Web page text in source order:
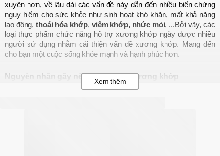
xuyên hơn, về lâu dài các vấn đề này dẫn đến nhiều biến chứng
nguy hiểm cho sức khỏe như sinh hoạt khó khăn, mất khả năng
lao động, thoái hóa khớp, viêm khớp, nhức mỏi, ...Bởi vậy, các
loại thực phẩm chức năng hỗ trợ xương khớp ngày được nhiều
người sử dụng nhằm cải thiện vấn đề xương khớp. Mang đến
cho bạn một cuộc sống khỏe mạnh và hạnh phúc hơn.
Nguyên nhân gây nên các vấn đề xương khớp
Đau nhức xương khớp bắt nguồn từ nhiều nguyên nhân khác